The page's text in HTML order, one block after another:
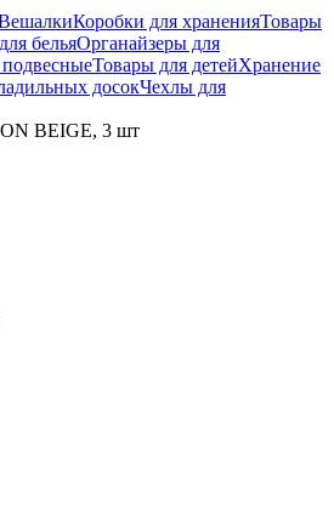
Коробки для храненияТовары
бельяОрганайзеры для
Товары для детейХранение
досокЧехлы для
BEIGE, 3 шт